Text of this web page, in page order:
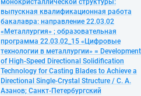
монокристаллической структуры:
выпускная квалификационная работа
бакалавра: направление 22.03.02
«Металлургия» ; образовательная
программа 22.03.02_15 «Цифровые
технологии в металлургии» = Development
of High-Speed Directional Solidification
Technology for Casting Blades to Achieve a
Directional Single-Crystal Structure / С. А.
Азанов; Санкт-Петербургский